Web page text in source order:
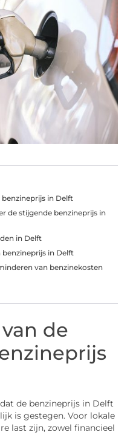
in Delft
de stijgende benzineprijs in
in Delft
in Delft
van benzinekosten
de
de benzineprijs in Delft
is gestegen. Voor lokale
last zijn, zowel financieel